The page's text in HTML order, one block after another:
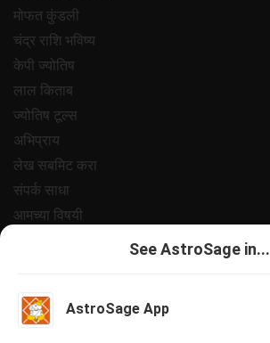
मोफत कुंडली
चंद्र राशि भविष्य
केपी ज्योतिष
लाल किताब
ज्योतिष टूल्स
अभिप्राय
लेख सबमिट करा
संपर्क साधा
आमच्या विषयी
सपोर्ट
See AstroSage in...
AstroSage App